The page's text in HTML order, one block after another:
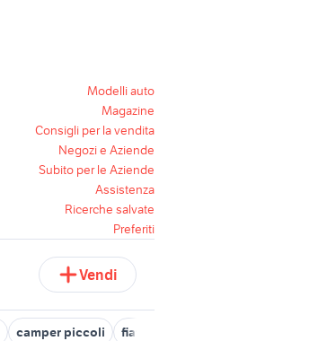
Modelli auto
Magazine
Consigli per la vendita
Negozi e Aziende
Subito per le Aziende
Assistenza
Ricerche salvate
Preferiti
Vendi
camper piccoli fiat 1100 anni 50